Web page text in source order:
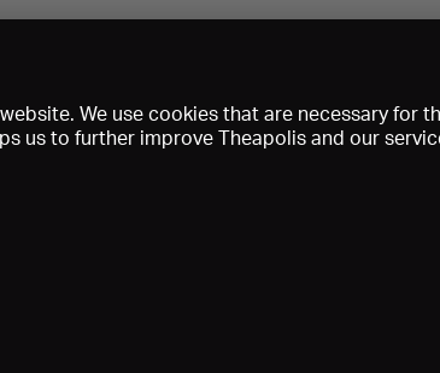
We use cookies that are necessary for
us to further improve Theapolis and our